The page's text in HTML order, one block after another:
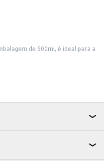
de 500ml, é ideal para a
no ambiente. Pode ser
e banheiros.
garante a limpeza e o cuidado